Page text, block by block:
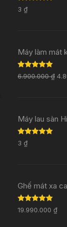
Rated
out of 5
3 ₫
Máy làm mát
Rated 5.00
out of 5
6.900.000₫
Máy lau sàn
Rated
out of 5
3 ₫
Ghế mát xa
Rated5.00
out of 5
19.990.000 ₫